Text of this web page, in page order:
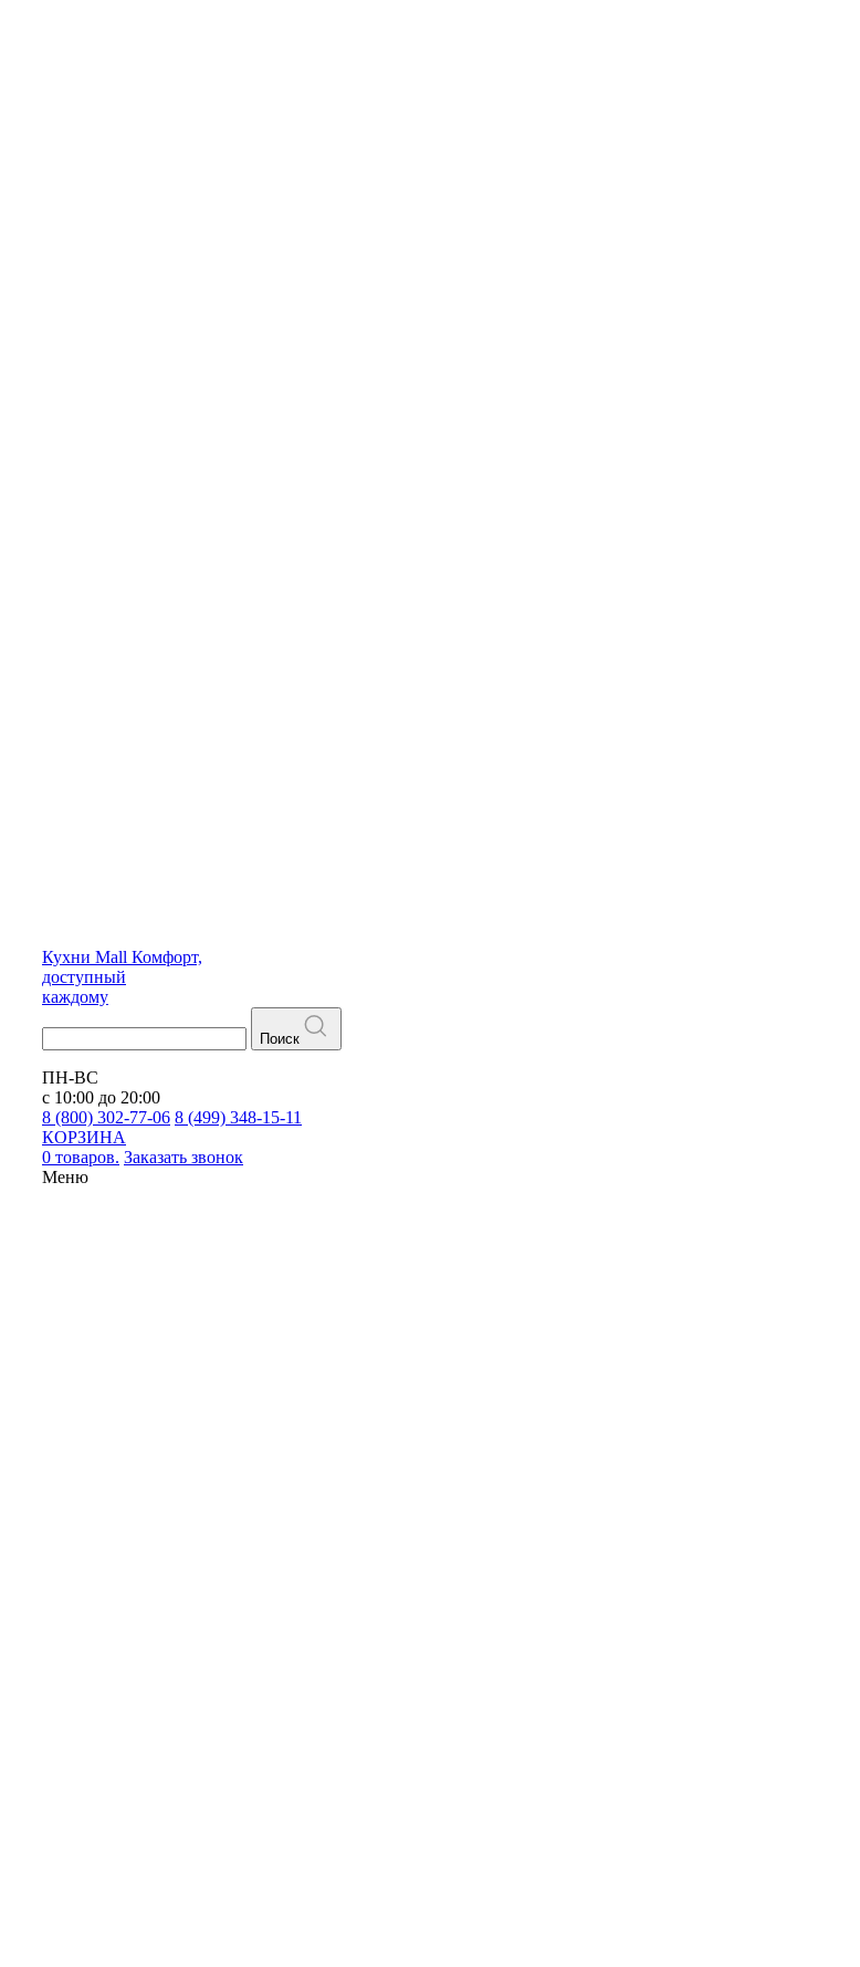
Кухни Mall Комфорт,
доступный
каждому
Поиск
ПН-ВС
с 10:00 до 20:00
8 (800) 302-77-06 8 (499) 348-15-11
КОРЗИНА
0 товаров. Заказать звонок
Меню